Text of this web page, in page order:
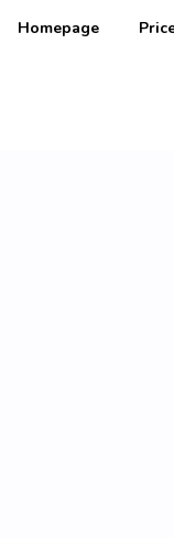
Homepage